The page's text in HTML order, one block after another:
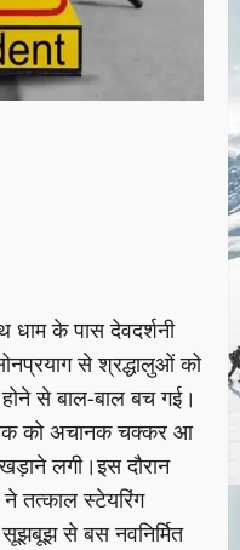
धाम के पास देवदर्शनी
से श्रद्धालुओं को
से बाल-बाल बच गई।
को अचानक चक्कर आ
लगी।इस दौरान
तत्काल स्टेयरिंग
से बस नवनिर्मित